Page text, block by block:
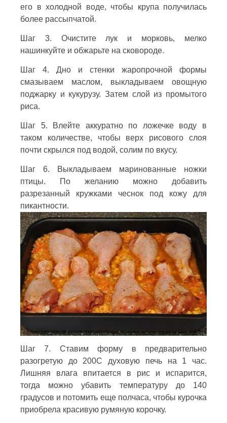
его в холодной воде, чтобы крупа получилась
более рассыпчатой.
Шаг 3. Очистите лук и морковь, мелко
нашинкуйте и обжарьте на сковороде.
Шаг 4. Дно и стенки жаропрочной формы
смазываем маслом, выкладываем овощную
поджарку и кукурузу. Затем слой из промытого
риса.
Шаг 5. Влейте аккуратно по ложечке воду в
таком количестве, чтобы верх рисового слоя
почти скрылся под водой, солим по вкусу.
Шаг 6. Выкладываем маринованные ножки
птицы. По желанию можно добавить
разрезанный кружками чеснок под кожу для
пикантности.
Шаг 7. Ставим форму в предварительно
разогретую до 200С духовую печь на 1 час.
Лишняя влага впитается в рис и испарится,
тогда можно убавить температуру до 140
градусов и потомить еще полчаса, чтобы курочка
приобрела красивую румяную корочку.